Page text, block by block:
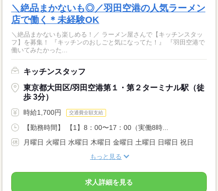
＼絶品まかないも◎／羽田空港の人気ラーメン
店で働く＊未経験OK
＼絶品まかないも楽しめる！／ ラーメン屋さんで【キッチンスタッ
フ】を募集！ 『キッチンのおしごと気になってた！』 『羽田空港で
働いてみたかった...
キッチンスタッフ
東京都大田区/羽田空港第１・第２ターミナル駅（徒
歩 3分）
時給1,700円 交通費全額支給
【勤務時間】 【1】8：00〜17：00（実働8時...
月曜日 火曜日 水曜日 木曜日 金曜日 土曜日 日曜日 祝日
もっと見る
求人詳細を見る